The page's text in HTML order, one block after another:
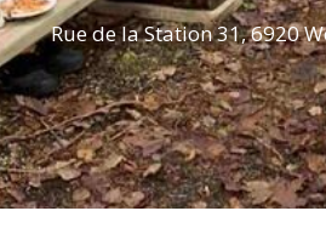
Rue de la Station 31, 6920